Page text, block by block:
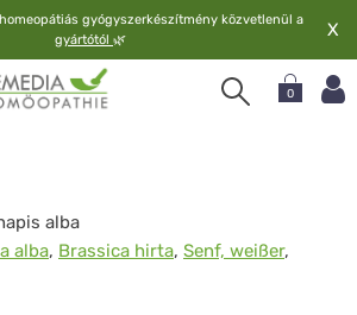
gyógyszerkészítmény közvetlenül a
gyártótól 🌿 X
0
alba
alba, Brassica hirta, Senf, weißer,